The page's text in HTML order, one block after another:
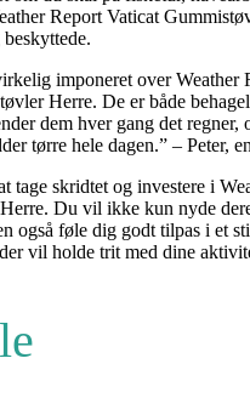
Report Vaticat
imponeret over Weather
Herre. De er både
dem hver gang det regner,
tørre hele dagen.” – Peter,
tage skridtet og investere i
Du vil ikke kun nyde
også føle dig godt tilpas i et
vil holde trit med dine